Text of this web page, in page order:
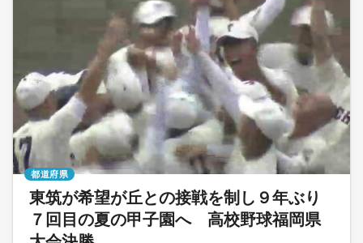
東筑が希望が丘との接戦を制し９年ぶり
７回目の夏の甲子園へ 高校野球福岡県
都道府県